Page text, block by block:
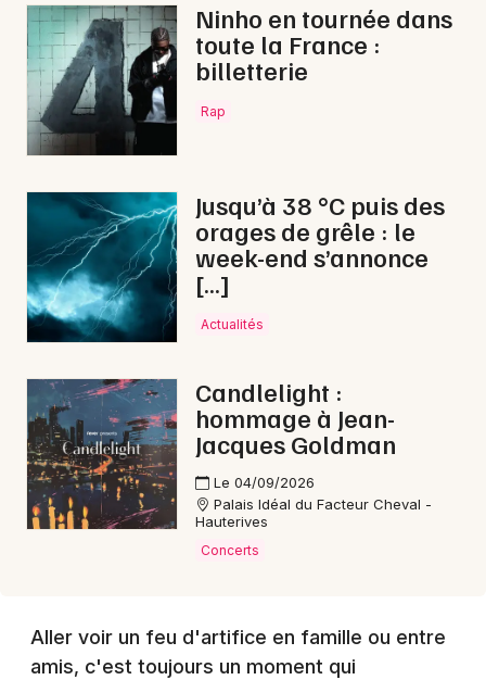
Artistes en tournée
Actus à Die
Magazine à Die
26 - Drôme
Choisir mes départements
Mon email
Je m'abonne
Ninho en tournée dans
toute la France :
billetterie
Rap
Jusqu’à 38 °C puis des
orages de grêle : le
week-end s’annonce
[…]
Actualités
Candlelight :
hommage à Jean-
Jacques Goldman
Le 04/09/2026
Palais Idéal du Facteur Cheval -
Hauterives
Concerts
Aller voir un feu d'artifice en famille ou entre
amis, c'est toujours un moment qui